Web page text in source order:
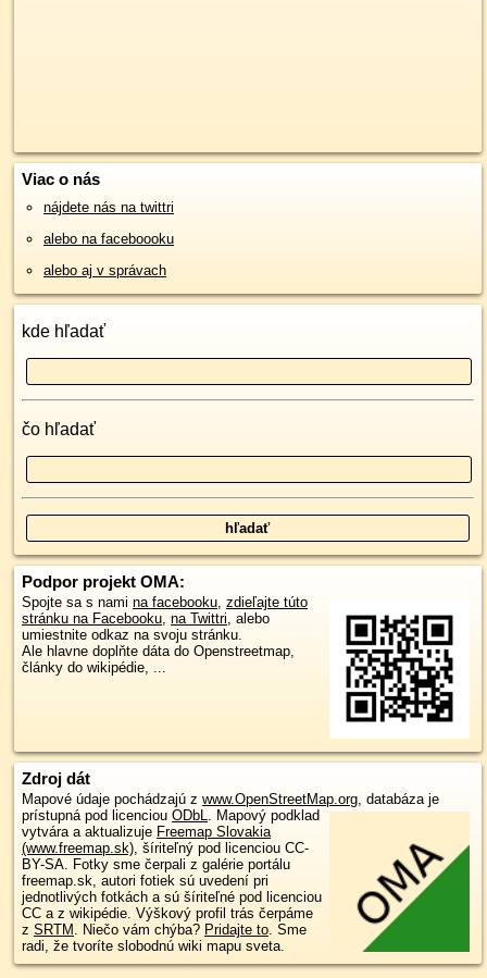
Viac o nás
nájdete nás na twittri
alebo na faceboooku
alebo aj v správach
kde hľadať
čo hľadať
Podpor projekt OMA:
Spojte sa s nami na facebooku, zdieľajte túto
stránku na Facebooku, na Twittri, alebo
umiestnite odkaz na svoju stránku.
Ale hlavne doplňte dáta do Openstreetmap,
články do wikipédie, ...
Zdroj dát
Mapové údaje pochádzajú z www.OpenStreetMap.org , databáza je
prístupná pod licenciou ODbL
Mapový podklad
vytvára a aktualizuje Freemap Slovakia
(www.freemap.sk) , šíriteľný pod licenciou CC-
BY-SA. Fotky sme čerpali z galérie portálu
freemap.sk, autori fotiek sú uvedení pri
jednotlivých fotkách a sú šíriteľné pod licenciou
CC a z wikipédie. Výškový profil trás čerpáme
z SRTM . Niečo vám chýba? Pridajte to . Sme
radi, že tvoríte slobodnú wiki mapu sveta.